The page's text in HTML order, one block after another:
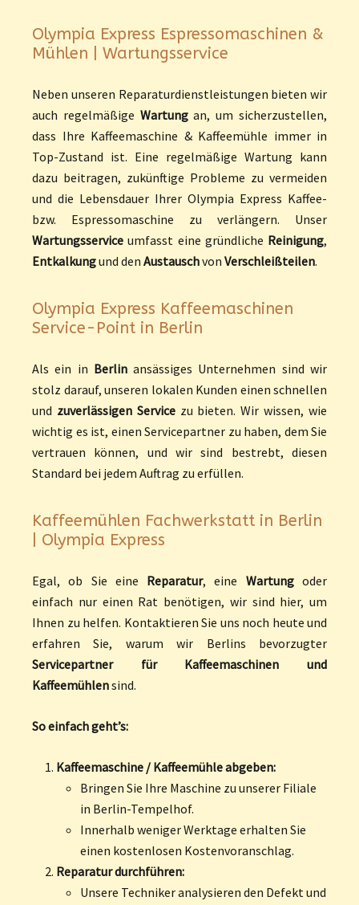
Olympia Express Espressomaschinen &
Mühlen | Wartungsservice
Neben unseren Reparaturdienstleistungen bieten wir
auch regelmäßige Wartungan, um sicherzustellen,
dass Ihre Kaffeemaschine & Kaffeemühle immer in
Top-Zustand ist. Eine regelmäßige Wartung kann
dazu beitragen, zukünftige Probleme zu vermeiden
und die Lebensdauer Ihrer Olympia Express Kaffee-
bzw. Espressomaschine zu verlängern. Unser
Wartungsservice umfasst eine gründliche Reinigung,
Entkalkungund den Austauschvon Verschleißteilen.
Olympia Express Kaffeemaschinen
Service-Point in Berlin
Als ein in Berlinansässiges Unternehmen sind wir
stolz darauf, unseren lokalen Kunden einen schnellen
und zuverlässigen Servicezu bieten. Wir wissen, wie
wichtig es ist, einen Servicepartner zu haben, dem Sie
vertrauen können, und wir sind bestrebt, diesen
Standard bei jedem Auftrag zu erfüllen.
Kaffeemühlen Fachwerkstatt in Berlin
| Olympia Express
Egal, ob Sie eine Reparatur, eine Wartungoder
einfach nur einen Rat benötigen, wir sind hier, um
Ihnen zu helfen. Kontaktieren Sie uns noch heute und
erfahren Sie, warum wir Berlins bevorzugter
Servicepartner für Kaffeemaschinen und
Kaffeemühlensind.
So einfach geht’s:
Kaffeemaschine / Kaffeemühle abgeben:
Bringen Sie Ihre Maschine zu unserer Filiale
in Berlin-Tempelhof.
Innerhalb weniger Werktage erhalten Sie
einen kostenlosen Kostenvoranschlag.
Reparatur durchführen:
Unsere Techniker analysieren den Defekt und